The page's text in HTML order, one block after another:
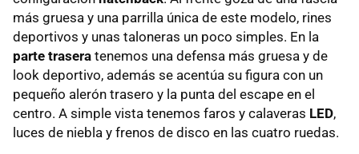
más gruesa y una parrilla única de este modelo, rines
deportivos y unas taloneras un poco simples. En la
parte trasera tenemos una defensa más gruesa y de
look deportivo, además se acentúa su figura con un
pequeño alerón trasero y la punta del escape en el
centro. A simple vista tenemos faros y calaveras LED,
luces de niebla y frenos de disco en las cuatro ruedas.